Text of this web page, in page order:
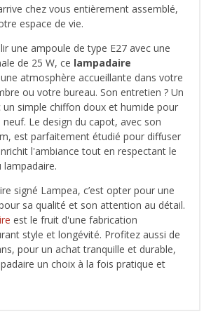
chez vous entièrement assemblé,
espace de vie.
une ampoule de type E27 avec une
de 25 W, ce lampadaire
atmosphère accueillante dans votre
ou votre bureau. Son entretien ? Un
un simple chiffon doux et humide pour
Le design du capot, avec son
est parfaitement étudié pour diffuser
l'ambiance tout en respectant le
lampadaire.
signé Lampea, c’est opter pour une
sa qualité et son attention au détail.
est le fruit d'une fabrication
style et longévité. Profitez aussi de
pour un achat tranquille et durable,
un choix à la fois pratique et